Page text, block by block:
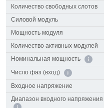
Количество свободных слотов
Силовой модуль
Мощность модуля
Количество активных модулей
Номинальная мощность
Число фаз (вход)
Входное напряжение
Диапазон входного напряжения